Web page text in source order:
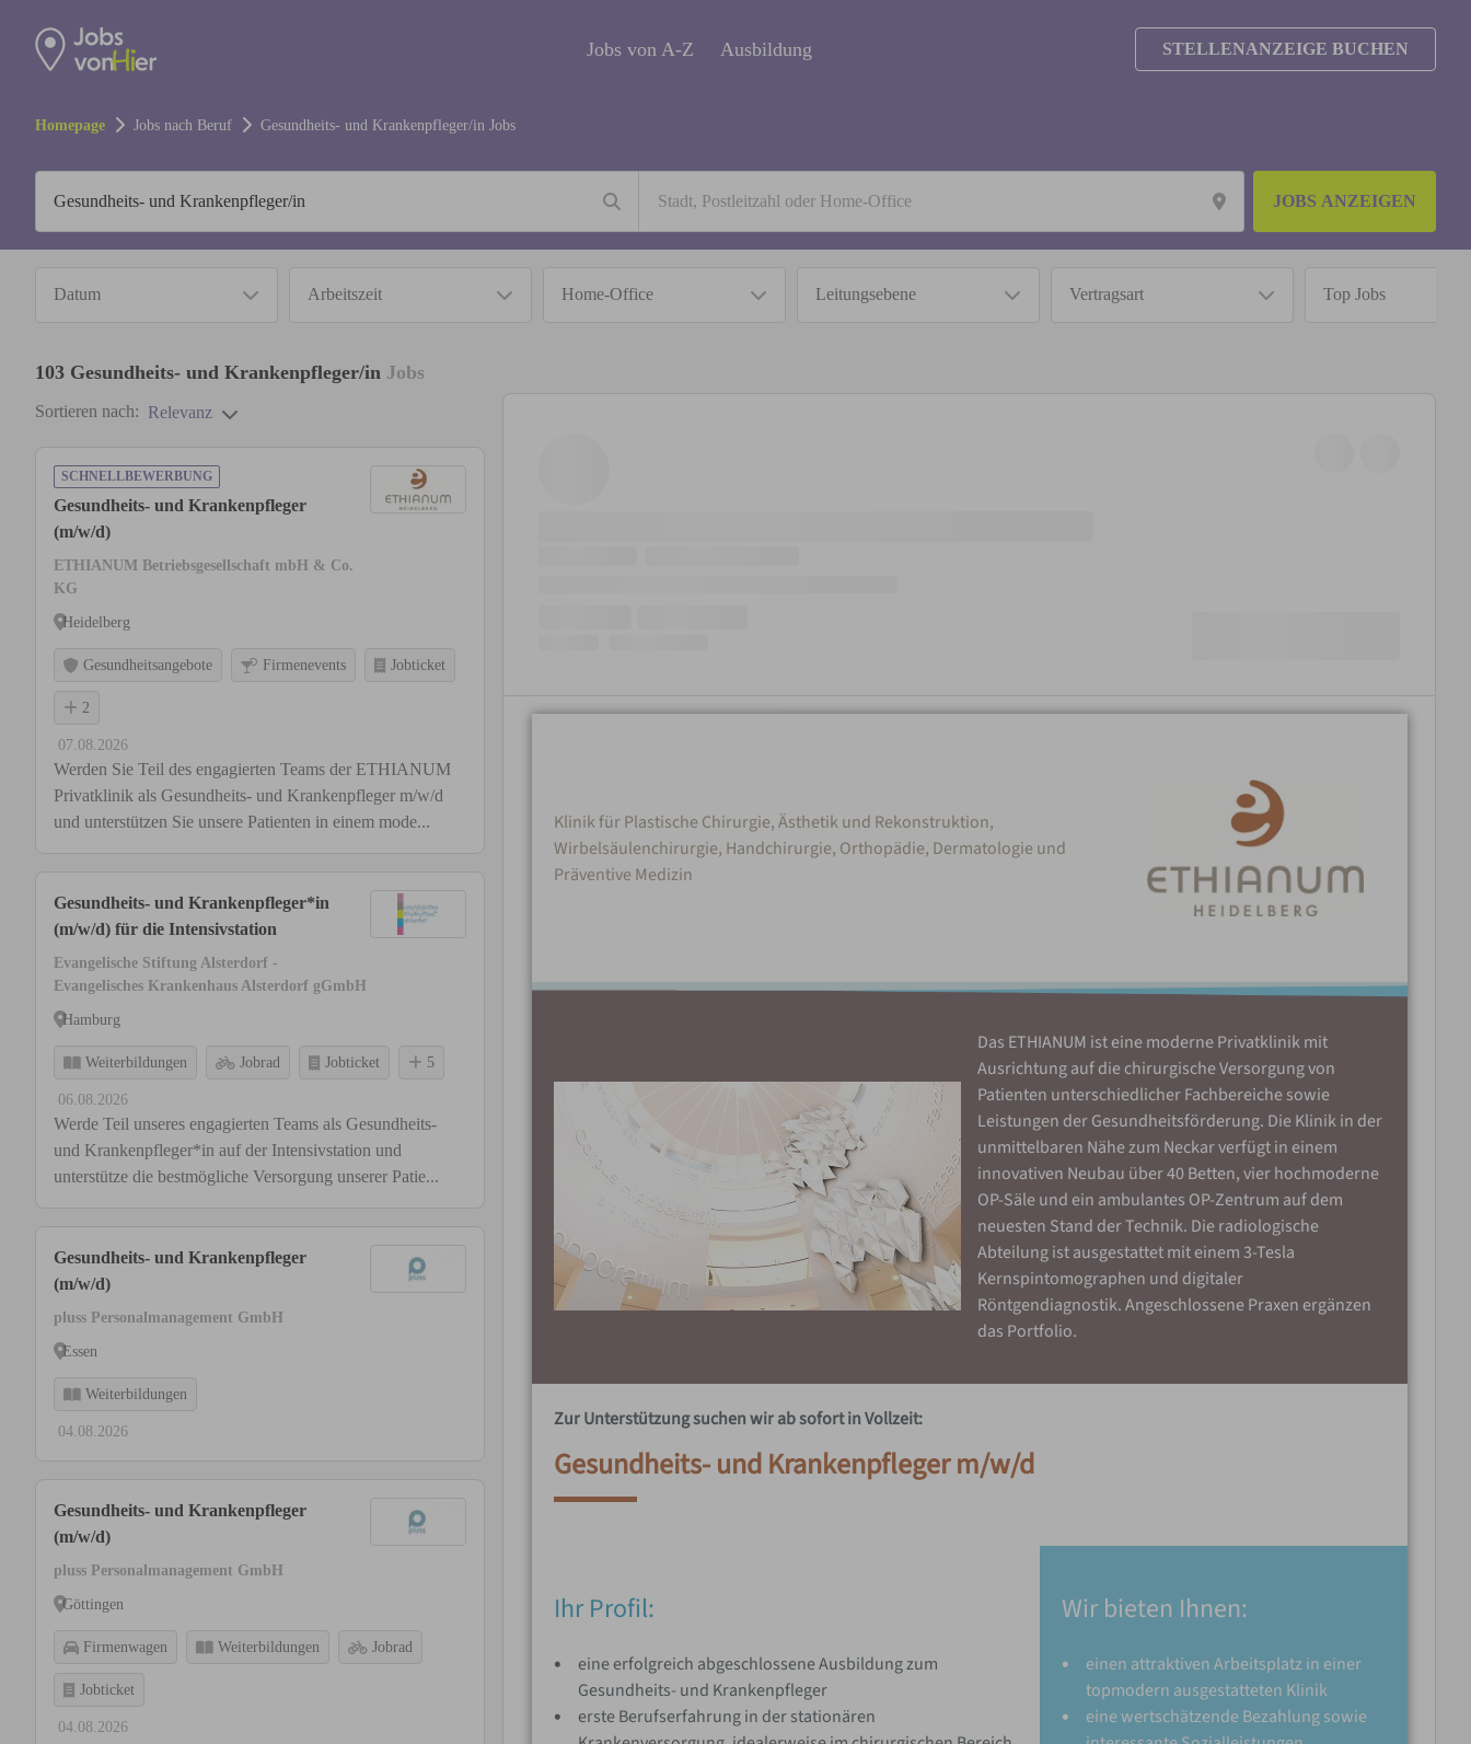
Jobs von A-Z Ausbildung STELLENANZEIGE BUCHEN
Homepage Jobs nach Beruf Gesundheits- und Krankenpfleger/in Jobs
JOBS ANZEIGEN
Datum Arbeitszeit Home-Office Leitungsebene Vertragsart Top Jobs
103 Gesundheits- und Krankenpfleger/in Jobs
Sortieren nach: Relevanz
SCHNELLBEWERBUNG
Gesundheits- und Krankenpfleger
(m/w/d)
ETHIANUM Betriebsgesellschaft mbH & Co.
KG
Heidelberg
Gesundheitsangebote Firmenevents Jobticket
2
07.08.2026
Werden Sie Teil des engagierten Teams der ETHIANUM
Privatklinik als Gesundheits- und Krankenpfleger m/w/d
und unterstützen Sie unsere Patienten in einem mode...
Gesundheits- und Krankenpfleger*in
(m/w/d) für die Intensivstation
Evangelische Stiftung Alsterdorf -
Evangelisches Krankenhaus Alsterdorf gGmbH
Hamburg
Weiterbildungen Jobrad Jobticket 5
06.08.2026
Werde Teil unseres engagierten Teams als Gesundheits-
und Krankenpfleger*in auf der Intensivstation und
unterstütze die bestmögliche Versorgung unserer Patie...
Gesundheits- und Krankenpfleger
(m/w/d)
pluss Personalmanagement GmbH
Essen
Weiterbildungen
04.08.2026
Gesundheits- und Krankenpfleger
(m/w/d)
pluss Personalmanagement GmbH
Göttingen
Firmenwagen Weiterbildungen Jobrad
Jobticket
04.08.2026